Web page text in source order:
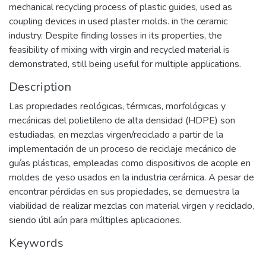
mechanical recycling process of plastic guides, used as
coupling devices in used plaster molds. in the ceramic
industry. Despite finding losses in its properties, the
feasibility of mixing with virgin and recycled material is
demonstrated, still being useful for multiple applications.
Description
Las propiedades reológicas, térmicas, morfológicas y
mecánicas del polietileno de alta densidad (HDPE) son
estudiadas, en mezclas virgen/reciclado a partir de la
implementación de un proceso de reciclaje mecánico de
guías plásticas, empleadas como dispositivos de acople en
moldes de yeso usados en la industria cerámica. A pesar de
encontrar pérdidas en sus propiedades, se demuestra la
viabilidad de realizar mezclas con material virgen y reciclado,
siendo útil aún para múltiples aplicaciones.
Keywords